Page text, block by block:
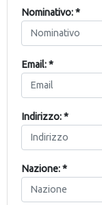
Nominativo: *
Email: *
Indirizzo: *
Nazione: *